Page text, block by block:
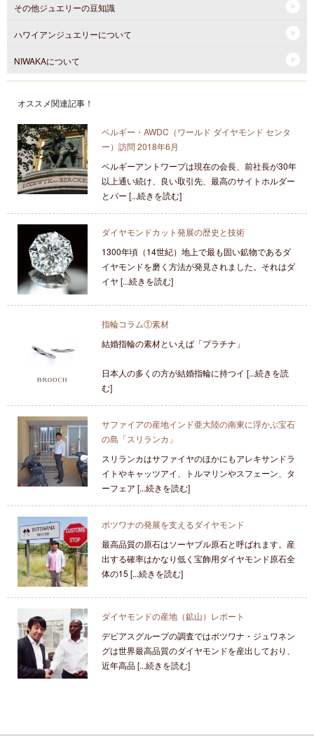
その他ジュエリーの豆知識
ハワイアンジュエリーについて
NIWAKAについて
オススメ関連記事！
ベルギー・AWDC（ワールド ダイヤモンド センタ
ー）訪問 2018年6月
ベルギーアントワープは現在の会長、前社長が30年
以上通い続け、良い取引先、最高のサイトホルダー
とパー [...続きを読む]
ダイヤモンドカット発展の歴史と技術
1300年頃（14世紀）地上で最も固い鉱物であるダ
イヤモンドを磨く方法が発見されました。それはダ
イヤ [...続きを読む]
指輪コラム①素材
結婚指輪の素材といえば「プラチナ」
日本人の多くの方が結婚指輪に持つイ [...続きを読
む]
サファイアの産地インド亜大陸の南東に浮かぶ宝石
の島「スリランカ」
スリランカはサファイヤのほかにもアレキサンドラ
イトやキャッツアイ、トルマリンやスフェーン、タ
ーフェア [...続きを読む]
ボツワナの発展を支えるダイヤモンド
最高品質の原石はソーヤブル原石と呼ばれます。産
出する確率はかなり低く宝飾用ダイヤモンド原石全
体の15 [...続きを読む]
ダイヤモンドの産地（鉱山）レポート
デビアスグループの調査ではボツワナ・ジュワネン
グは世界最高品質のダイヤモンドを産出しており、
近年高品 [...続きを読む]